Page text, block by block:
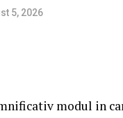
5, 2026
modul in